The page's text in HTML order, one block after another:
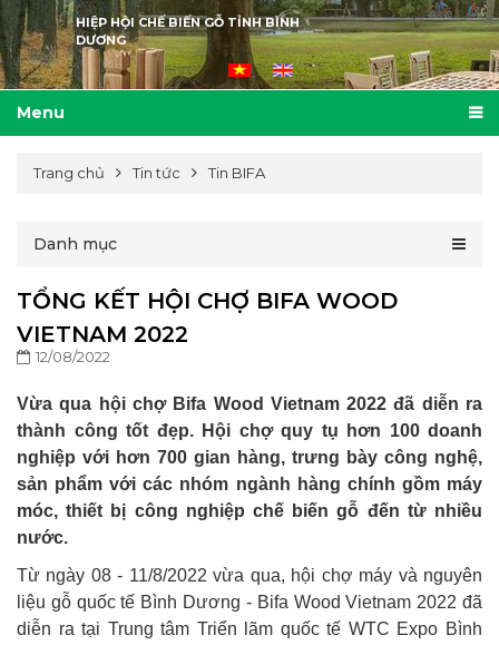
HIỆP HỘI CHẾ BIẾN GỖ TỈNH BÌNH
DƯƠNG
Menu
Trang chủ Tin tức Tin BIFA
Danh mục
TỔNG KẾT HỘI CHỢ BIFA WOOD
VIETNAM 2022
12/08/2022
Vừa qua hội chợ Bifa Wood Vietnam 2022 đã diễn ra
thành công tốt đẹp. Hội chợ quy tụ hơn 100 doanh
nghiệp với hơn 700 gian hàng, trưng bày công nghệ,
sản phẩm với các nhóm ngành hàng chính gồm máy
móc, thiết bị công nghiệp chế biến gỗ đến từ nhiều
nước.
Từ ngày 08 - 11/8/2022 vừa qua, hội chợ máy và nguyên
liệu gỗ quốc tế Bình Dương - Bifa Wood Vietnam 2022 đã
diễn ra tại Trung tâm Triển lãm quốc tế WTC Expo Bình